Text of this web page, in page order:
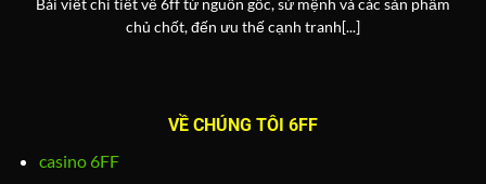
Bài viết chi tiết về 6ff từ nguồn gốc, sứ mệnh và các sản phẩm
chủ chốt, đến ưu thế cạnh tranh[...]
VỀ CHÚNG TÔI 6FF
casino 6FF